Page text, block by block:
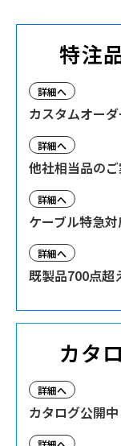
特注
詳細へ
カスタムオーダ
詳細へ
他社相当品のご
詳細へ
ケーブル特急対
詳細へ
既製品700点超
カタ
詳細へ
カタログ公開中